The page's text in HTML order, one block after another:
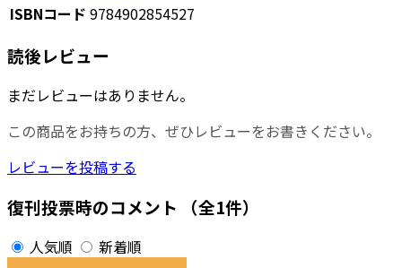
ISBNコード 9784902854527
読後レビュー
まだレビューはありません。
この商品をお持ちの方、ぜひレビューをお書きください。
レビューを投稿する
復刊投票時のコメント （全1件）
人気順 新着順